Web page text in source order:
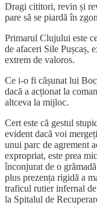
Dragi cititori, revin și
pare să se piardă în
Primarul Clujului este
de afaceri Sile Pușcaș,
extrem de valoros.
Ce i-o fi cășunat lui
dacă a acționat la
altceva la mijloc.
Cert este că gestul
evident dacă voi
unui parc de agrement
expropriat, este prea
înconjurat de o
plus prezența rigidă a
traficul rutier infernal
la Spitalul de